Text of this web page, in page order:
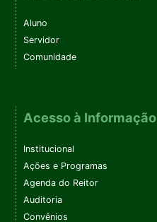
Aluno
Servidor
Comunidade
Acesso à Informação
Institucional
Ações e Programas
Agenda do Reitor
Auditoria
Convênios